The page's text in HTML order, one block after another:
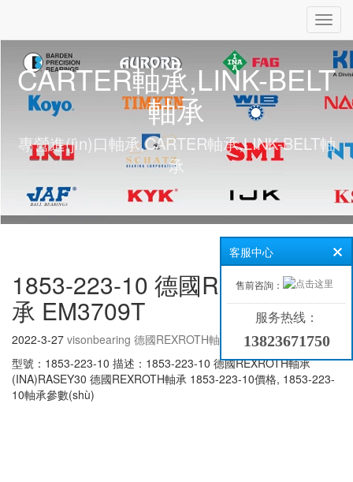
CARTER軸承,LINK-BELT
軸承
專營進(jìn)口軸承,CARTER軸承,LINK-BELT軸
承
1853-223-10 德國REXROTH軸
承 EM3709T
2022-3-27 visonbearing 德國REXROTH軸承
型號：1853-223-10 描述：1853-223-10 德國REXROTH軸承
(INA)RASEY30 德國REXROTH軸承 1853-223-10價格, 1853-223-
10軸承參數(shù)
客服中心
售前咨詢：
服务热线：
13823671750